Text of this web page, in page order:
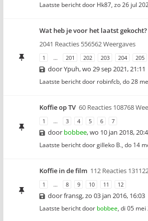
Laatste bericht door Hk87, zo 26 jul
Wat heb je voor het laatst gekocht?
2041 Reacties 556562 Weergaves
1 … 201 202 203 204 205
doorYpuh,wo 29 sep 2021, 21:11
Laatste bericht door robinfcb, do 28
Koffie op TV 60 Reacties 108768
1 … 3 4 5 6 7
door bobbee,wo 10 jan 2018,
Laatste bericht doorgilleko B., do 14
Koffie in de film 112 Reacties
1 … 8 9 10 11 12
doorfransg,zo 03 jan 2016, 16:03
Laatste bericht door bobbee, di 05 mei